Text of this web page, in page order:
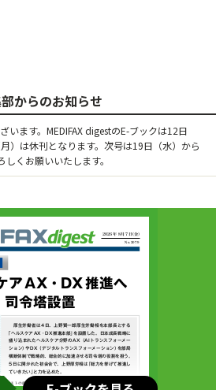
からのお知らせ
います。MEDIFAX digestのE-ブックは12日
）は休刊となります。次号は19日（水）から
くお願いいたします。